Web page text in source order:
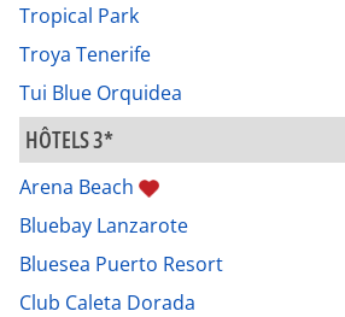
Tropical Park
Troya Tenerife
Tui Blue Orquidea
HÔTELS 3*
Arena Beach
Bluebay Lanzarote
Bluesea Puerto Resort
Club Caleta Dorada